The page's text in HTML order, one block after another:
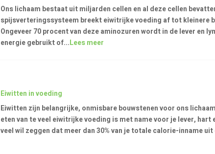
Ons lichaam bestaat uit miljarden cellen en al deze cellen
spijsverteringssysteem breekt eiwitrijke voeding af tot kleinere
Ongeveer 70 procent van deze aminozuren wordt in de lever
energie gebruikt of...Lees meer
Eiwitten in voeding
Eiwitten zijn belangrijke, onmisbare bouwstenen voor ons
eten van te veel eiwitrijke voeding is met name voor je lever,
veel wil zeggen dat meer dan 30% van je totale calorie-inname